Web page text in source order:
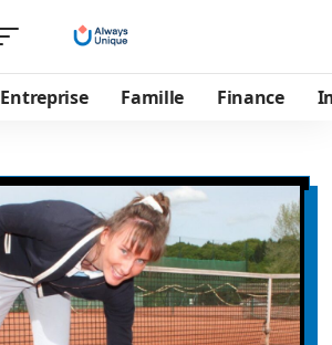
Entreprise Famille Finance